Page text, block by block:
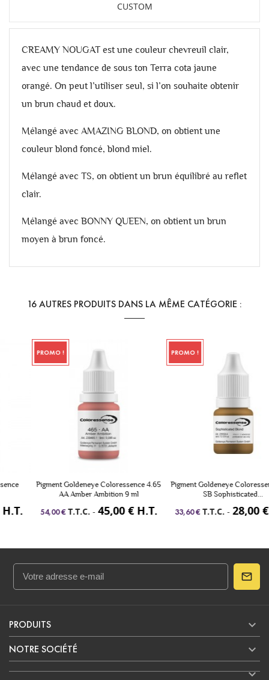
CUSTOM
CREAMY NOUGAT est une couleur chevreuil clair,
avec une tendance de sous ton Terra cota jaune
orangé. On peut l’utiliser seul, si l’on souhaite obtenir
un brun chaud et doux.
Mélangé avec AMAZING BLOND, on obtient une
couleur blond foncé, blond miel.
Mélangé avec TS, on obtient un brun équilibré au reflet
clair.
Mélangé avec BONNY QUEEN, on obtient un brun
moyen à brun foncé.
16 AUTRES PRODUITS DANS LA MÊME CATÉGORIE :
Pigment Goldeneye Coloressence 4.65
AA Amber Ambition 9 ml
54,00 € T.T.C.-45,00 € H.T.
Pigment Goldeneye Coloressence 3.24
SB Sophisticated...
33,60 € T.T.C.-28,00 € H.T.
PRODUITS 
NOTRE SOCIÉTÉ

